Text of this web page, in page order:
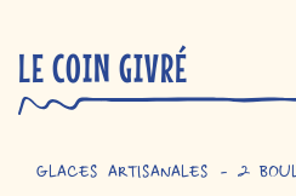
LE COIN GIVRÉ
GLACES ARTISANALES - 2